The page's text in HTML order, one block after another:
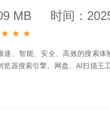
MB
时间：
速、智能、安全、高效的搜索
览器搜索引擎、网盘、AI扫描王